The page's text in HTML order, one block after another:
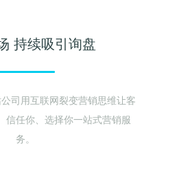
持续吸引询盘
司用互联网裂变营销思维让客
信任你、选择你一站式营销服
务。